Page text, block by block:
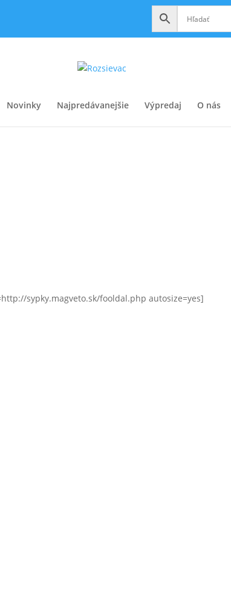
Novinky Najpredávanejšie Výpredaj O nás
sypky.magveto.sk/fooldal.php autosize=yes]